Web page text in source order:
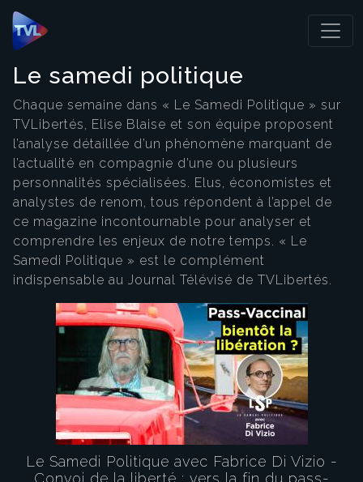
Panneau de gestion des cookies
Le samedi politique
Chaque semaine dans « Le Samedi Politique » sur
TVLibertés, Elise Blaise et son équipe proposent
l’analyse détaillée d’un phénomène marquant de
l’actualité en compagnie d’une ou plusieurs
personnalités spécialisées. Elus, économistes et
analystes de renom, tous répondent à l’appel de
ce magazine incontournable pour analyser et
comprendre les enjeux de notre temps. « Le
Samedi Politique » est le complément
indispensable au Journal Télévisé de TVLibertés.
Le Samedi Politique avec Fabrice Di Vizio -
Convoi de la liberté : vers la fin du pass-